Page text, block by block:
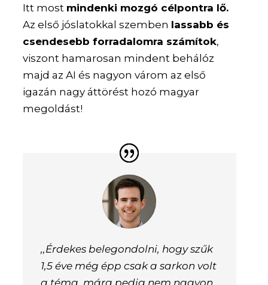
Itt most mindenki mozgó célpontra lő.
Az első jóslatokkal szemben lassabb és
csendesebb forradalomra számítok,
viszont hamarosan mindent behálóz
majd az AI és nagyon várom az első
igazán nagy áttörést hozó magyar
megoldást!
,,Érdekes belegondolni, hogy szűk
1,5 éve még épp csak a sarkon volt
a téma, mára pedig nem nagyon